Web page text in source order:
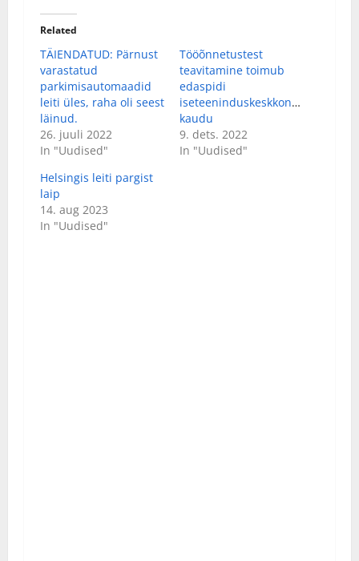
Related
TÄIENDATUD: Pärnust
varastatud
parkimisautomaadid
leiti üles, raha oli seest
läinud.
26. juuli 2022
In "Uudised"
Tööõnnetustest
teavitamine toimub
edaspidi
iseteeninduskeskkonna
kaudu
9. dets. 2022
In "Uudised"
Helsingis leiti pargist
laip
14. aug 2023
In "Uudised"